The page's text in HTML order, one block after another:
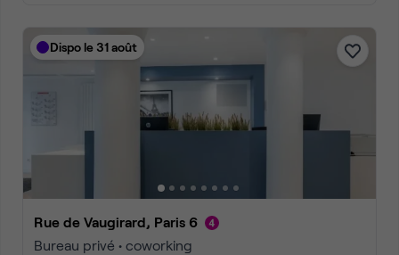
Dispo le 31 août
Rue de Vaugirard, Paris 6
Bureau privé • coworking